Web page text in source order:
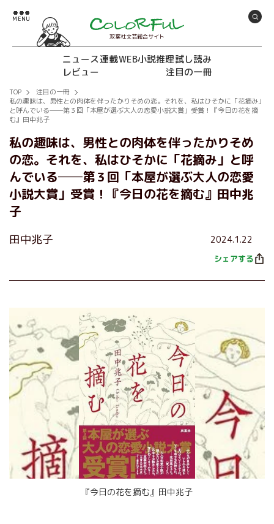
双葉社文芸総合サイト
ニュース連載WEB小説推理試し読み
レビュー
注目の一冊
TOP
注目の一冊
私の趣味は、男性との肉体を伴ったかりそめの恋。それを、私はひそかに「花摘み」
と呼んでいる──第３回「本屋が選ぶ大人の恋愛小説大賞」受賞！『今日の花を摘
む』田中兆子
私の趣味は、男性との肉体を伴ったかりそめ
の恋。それを、私はひそかに「花摘み」と呼
んでいる──第３回「本屋が選ぶ大人の恋愛
小説大賞」受賞！『今日の花を摘む』田中兆
子
田中兆子 2024.1.22
シェアする
『今日の花を摘む』田中兆子